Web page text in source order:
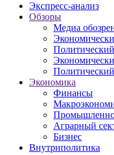
Экспресс-анализ
Обзоры
Медиа
Экономика
Финансы
Аграрный
Бизнес
Внутриполитика